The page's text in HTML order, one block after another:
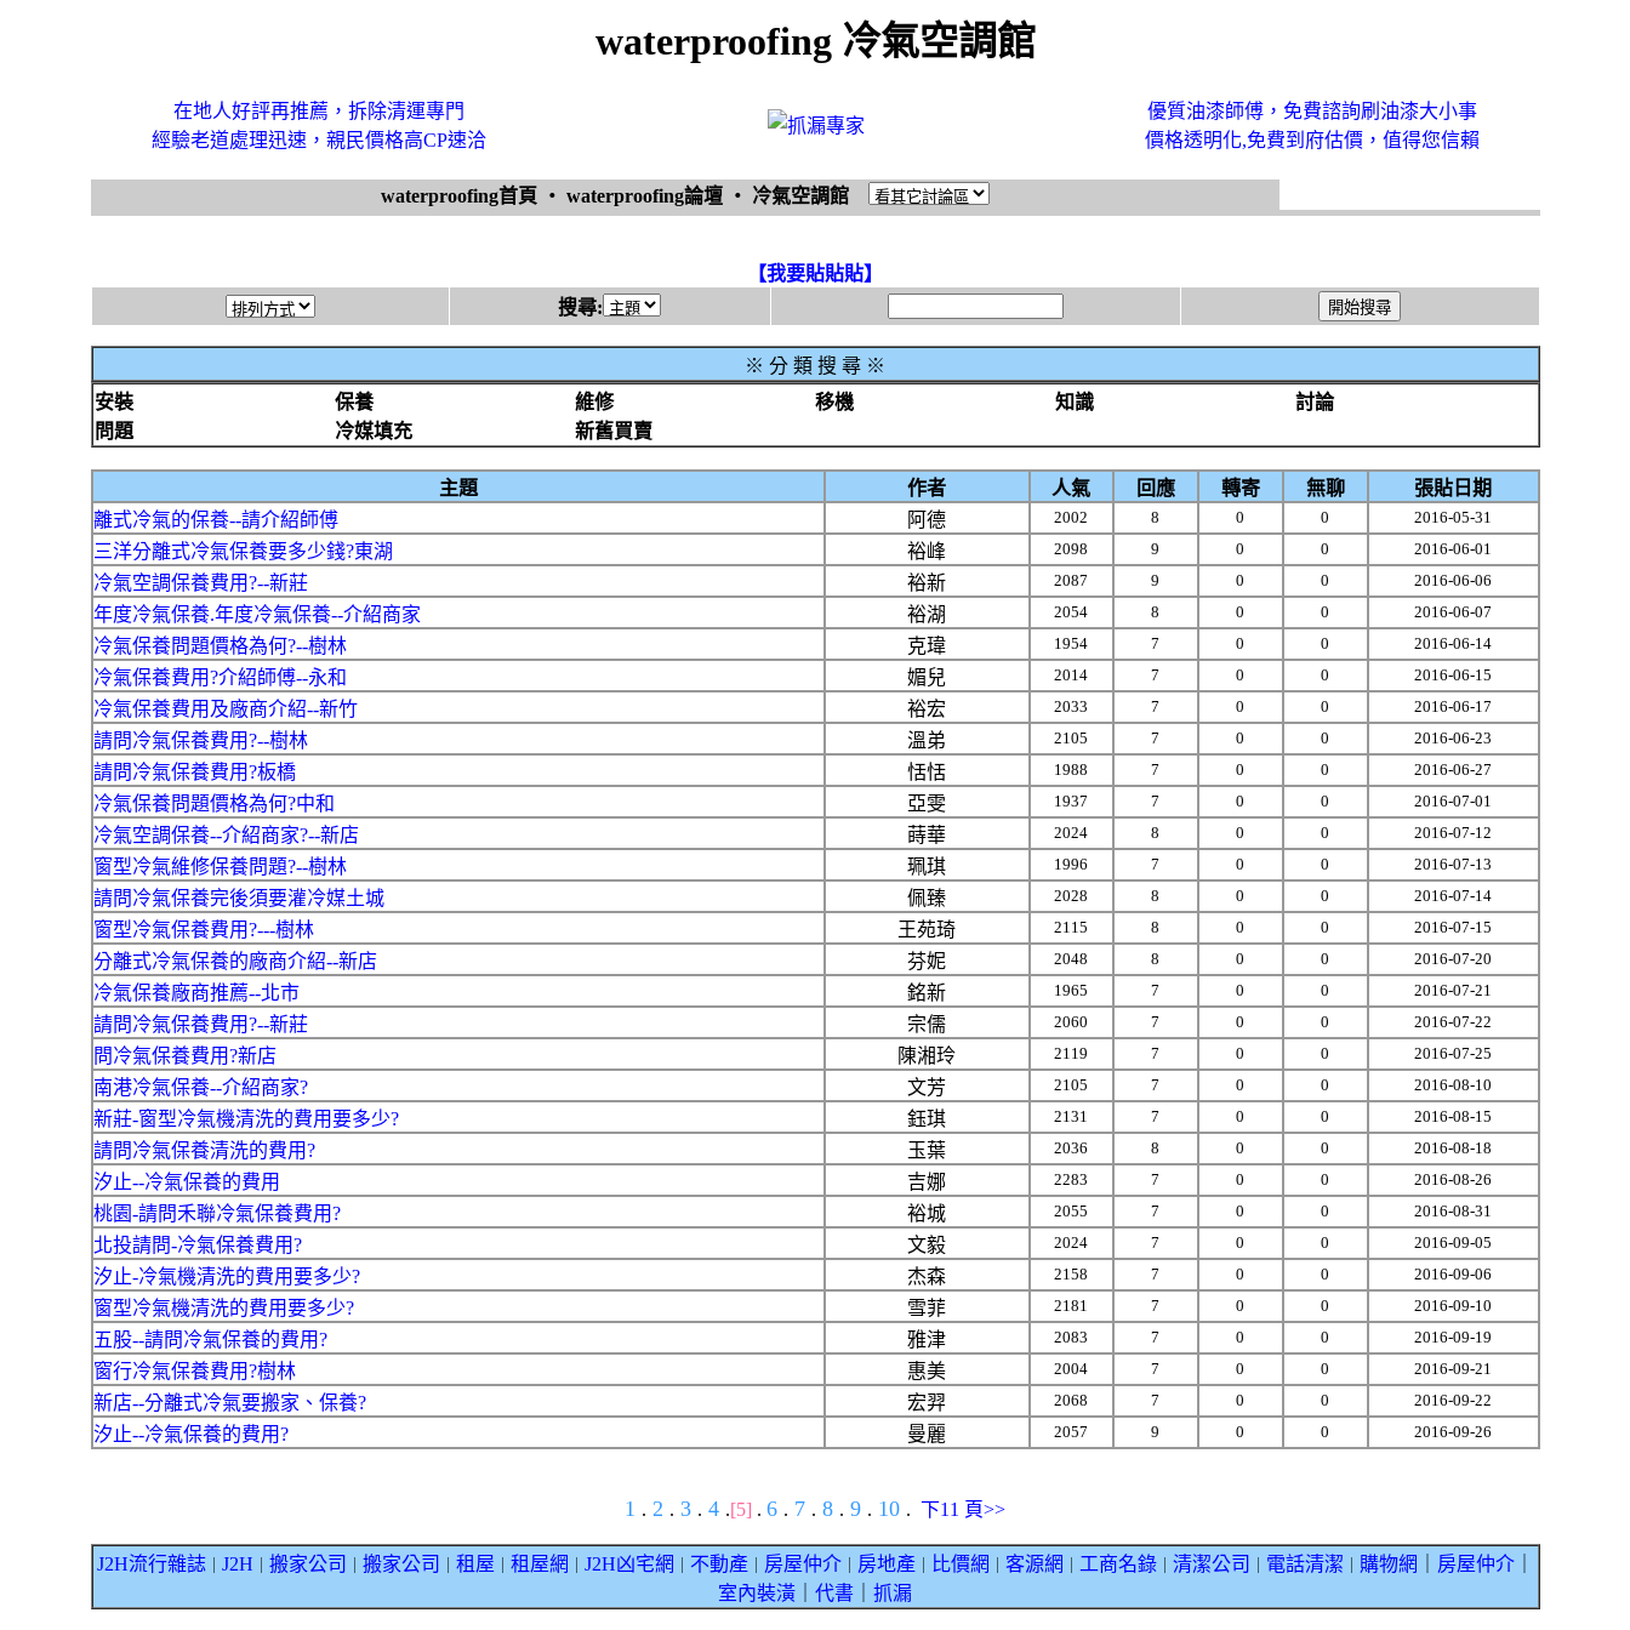
waterproofing 冷氣空調館
在地人好評再推薦，拆除清運專門
經驗老道處理迅速，親民價格高CP速洽
優質油漆師傅，免費諮詢刷油漆大小事
價格透明化,免費到府估價，值得您信賴
waterproofing首頁 ‧ waterproofing論壇 ‧ 冷氣空調館
【我要貼貼貼】
搜尋:
※ 分 類 搜 尋 ※
安裝
保養 維修 移機 知識
討論
問題
冷媒填充 新舊買賣
主題 作者 人氣 回應 轉寄 無聊
張貼日期
離式冷氣的保養--請介紹師傅
阿德 2002 8 0 0 2016-05-31
三洋分離式冷氣保養要多少錢?東湖 裕峰 2098 9 0 0 2016-06-01
冷氣空調保養費用?--新莊 裕新 2087 9 0 0 2016-06-06
年度冷氣保養.年度冷氣保養--介紹商家 裕湖 2054 8 0 0 2016-06-07
冷氣保養問題價格為何?--樹林 克瑋 1954 7 0 0 2016-06-14
冷氣保養費用?介紹師傅--永和 媚兒 2014 7 0 0 2016-06-15
冷氣保養費用及廠商介紹--新竹 裕宏 2033 7 0 0 2016-06-17
請問冷氣保養費用?--樹林 溫弟 2105 7 0 0 2016-06-23
請問冷氣保養費用?板橋 恬恬 1988 7 0 0 2016-06-27
冷氣保養問題價格為何?中和 亞雯 1937 7 0 0 2016-07-01
冷氣空調保養--介紹商家?--新店 蒔華 2024 8 0 0 2016-07-12
窗型冷氣維修保養問題?--樹林 珮琪 1996 7 0 0 2016-07-13
請問冷氣保養完後須要灌冷媒土城 佩臻 2028 8 0 0 2016-07-14
窗型冷氣保養費用?---樹林 王苑琦 2115 8 0 0 2016-07-15
分離式冷氣保養的廠商介紹--新店 芬妮 2048 8 0 0 2016-07-20
冷氣保養廠商推薦--北市 銘新 1965 7 0 0 2016-07-21
請問冷氣保養費用?--新莊 宗儒 2060 7 0 0 2016-07-22
問冷氣保養費用?新店 陳湘玲 2119 7 0 0 2016-07-25
南港冷氣保養--介紹商家? 文芳 2105 7 0 0 2016-08-10
新莊-窗型冷氣機清洗的費用要多少? 鈺琪 2131 7 0 0 2016-08-15
請問冷氣保養清洗的費用? 玉葉 2036 8 0 0 2016-08-18
汐止--冷氣保養的費用 吉娜 2283 7 0 0 2016-08-26
桃園-請問禾聯冷氣保養費用? 裕城 2055 7 0 0 2016-08-31
北投請問-冷氣保養費用? 文毅 2024 7 0 0 2016-09-05
汐止-冷氣機清洗的費用要多少? 杰森 2158 7 0 0 2016-09-06
窗型冷氣機清洗的費用要多少? 雪菲 2181 7 0 0 2016-09-10
五股--請問冷氣保養的費用? 雅津 2083 7 0 0 2016-09-19
窗行冷氣保養費用?樹林 惠美 2004 7 0 0 2016-09-21
新店--分離式冷氣要搬家、保養? 宏羿 2068 7 0 0 2016-09-22
汐止--冷氣保養的費用? 曼麗 2057 9 0 0 2016-09-26
1 . 2 . 3 . 4 .[5] . 6 . 7 . 8 . 9 . 10 . 下11 頁>>
J2H流行雜誌｜ J2H 搬家公司 搬家公司 租屋 租屋網 J2H凶宅網 不動產｜ 房屋仲介｜ 房地產｜ 比價網 客源網 工商名錄｜ 清潔公司 電話清潔 購物網 房屋仲介｜
室內裝潢
代書 抓漏